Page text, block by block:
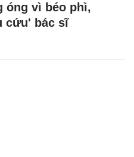
óng vì béo phì,
cứu' bác sĩ